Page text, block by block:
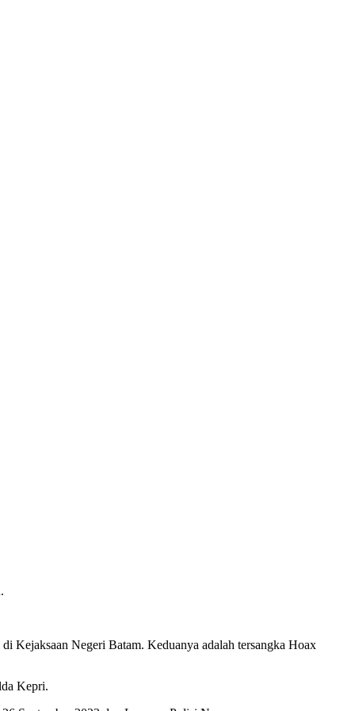
Kejaksaan Negeri Batam. Keduanya adalah tersangka Hoax
Kepri.